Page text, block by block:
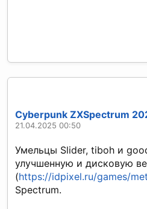
Cyberpunk ZXSpectrum
21.04.2025 00:50
Умельцы Slider, tiboh и
улучшенную и дисковую
(https://idpixel.ru/games/
Spectrum.